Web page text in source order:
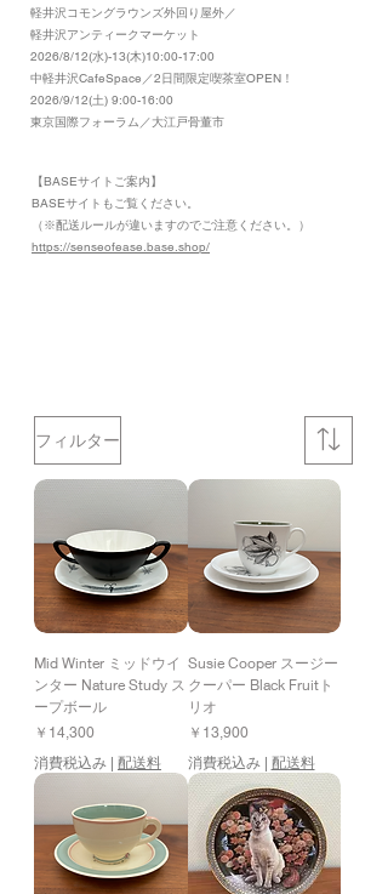
​軽井沢コモングラウンズ外回り屋外／
軽井沢アンティークマーケット
2026/8/12(水)-13(木)10:00-17:00
​中軽井沢CafeSpace／2日間限定喫茶室OPEN！
2026/9/12(土) 9:00-16:00
東京国際フォーラム／大江戸骨董市
【BASEサイトご案内】
​BASEサイトもご覧ください。
（※配送ルールが違いますのでご注意ください。）
https://senseofease.base.shop/
フィルター
Mid Winter ミッドウイ
ンター Nature Study ス
ープボール
価格
￥14,300
消費税込み | 配送料
Susie Cooper スージー
クーパー Black Fruitト
リオ
価格
￥13,900
消費税込み| 配送料